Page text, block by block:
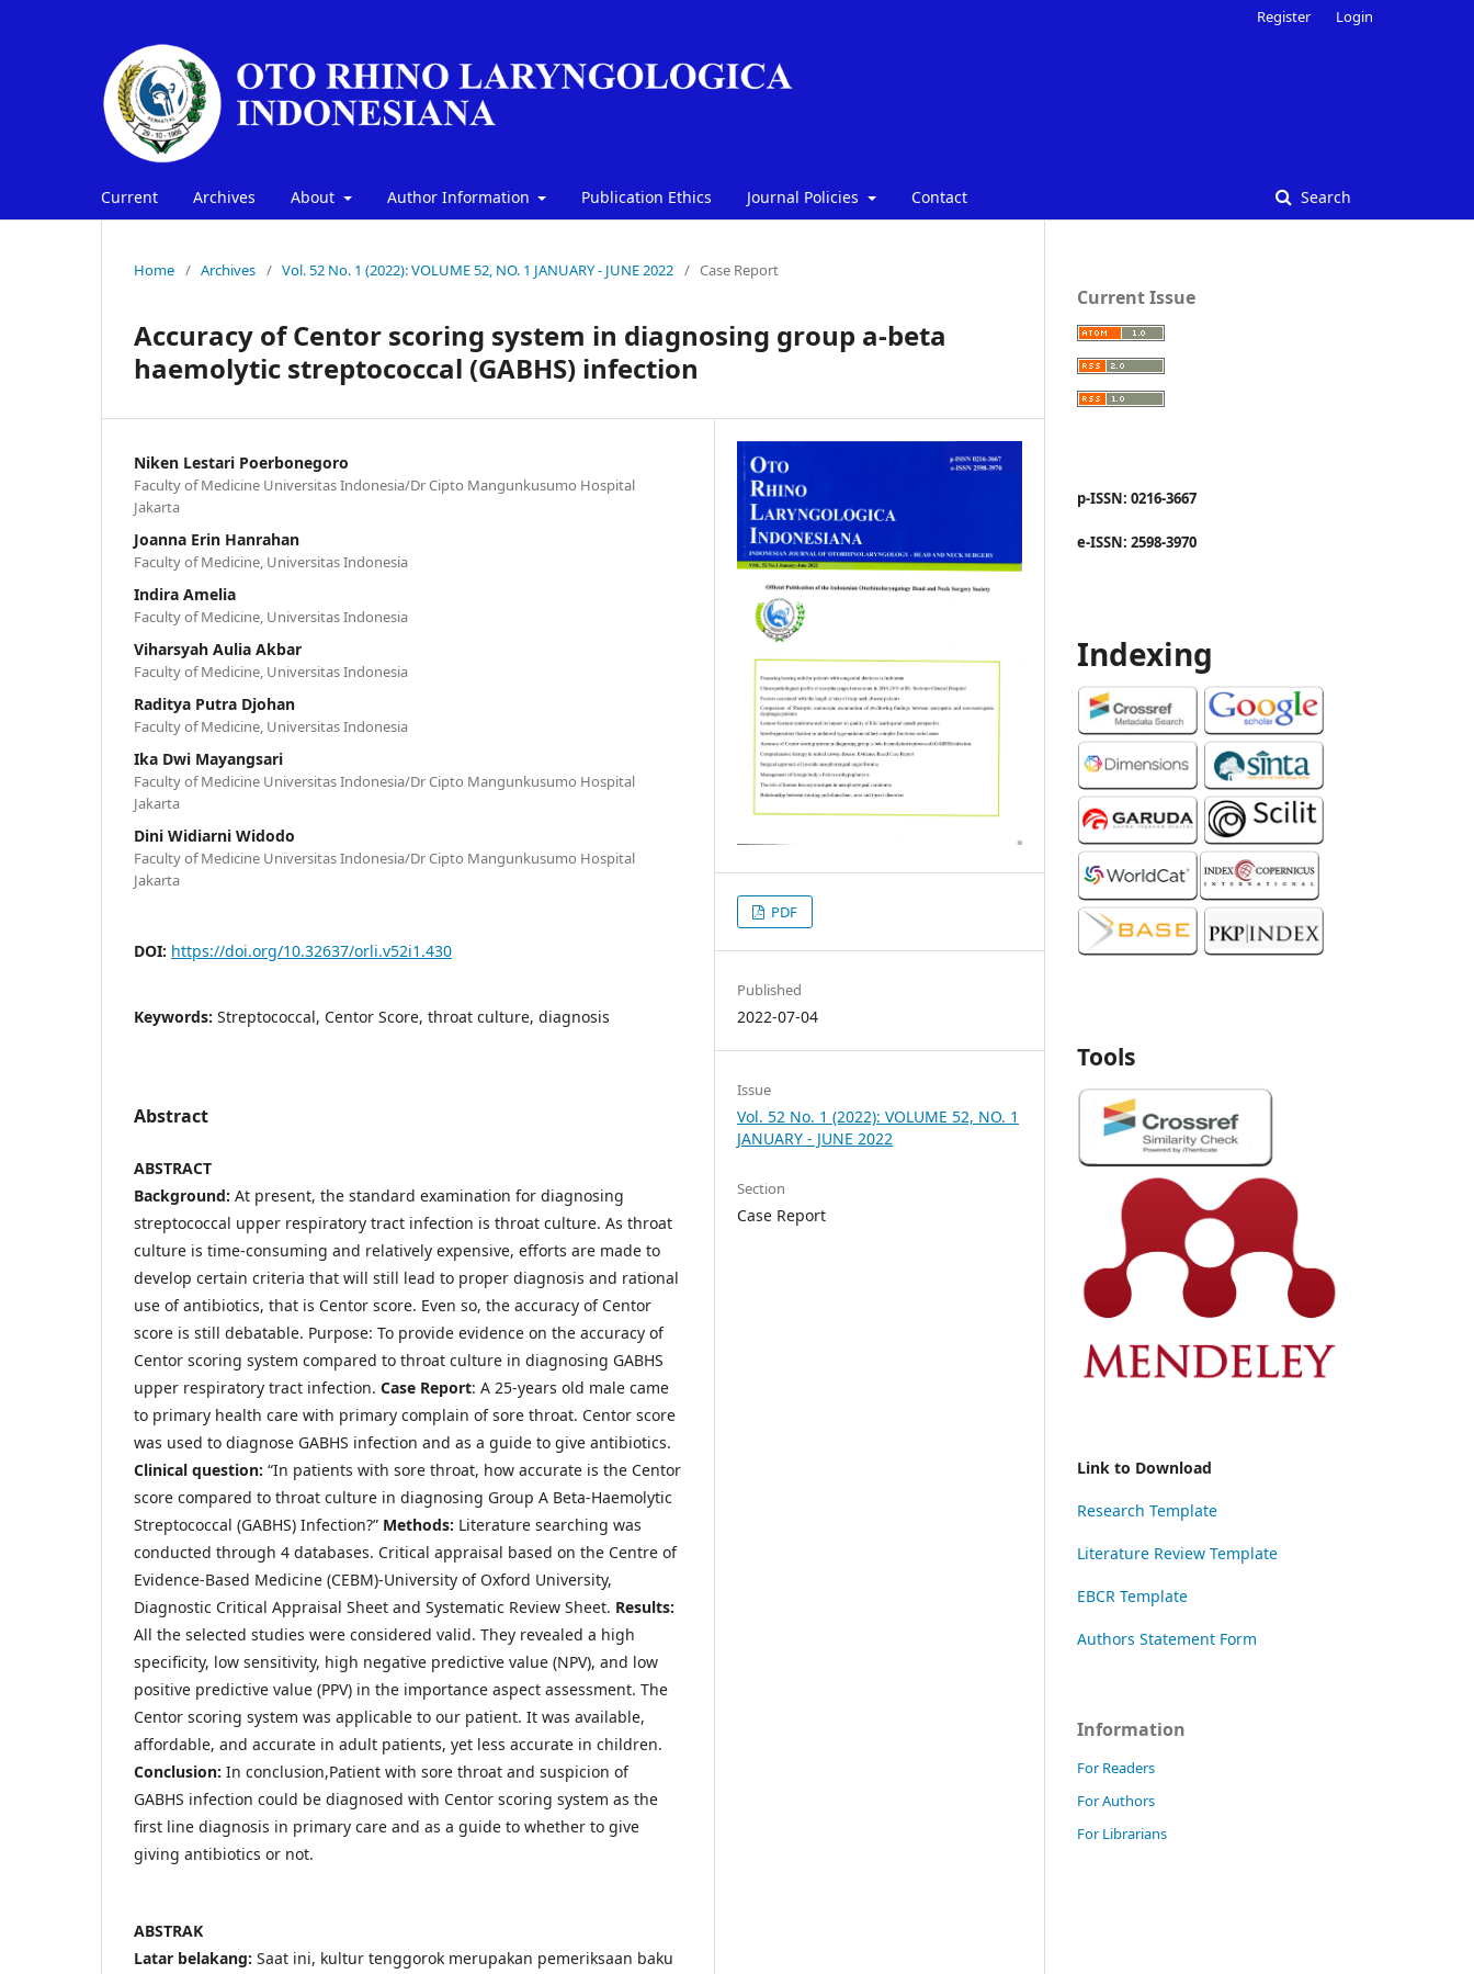
Current Archives About Author Information Publication Ethics Journal Policies Contact Search
Register Login
Home / Archives / Vol. 52 No. 1 (2022): VOLUME 52, NO. 1 JANUARY - JUNE 2022 / Case Report
Accuracy of Centor scoring system in diagnosing group a-beta
haemolytic streptococcal (GABHS) infection
Niken Lestari Poerbonegoro
Faculty of Medicine Universitas Indonesia/Dr Cipto Mangunkusumo Hospital
Jakarta
Joanna Erin Hanrahan
Faculty of Medicine, Universitas Indonesia
Indira Amelia
Faculty of Medicine, Universitas Indonesia
Viharsyah Aulia Akbar
Faculty of Medicine, Universitas Indonesia
Raditya Putra Djohan
Faculty of Medicine, Universitas Indonesia
Ika Dwi Mayangsari
Faculty of Medicine Universitas Indonesia/Dr Cipto Mangunkusumo Hospital
Jakarta
Dini Widiarni Widodo
Faculty of Medicine Universitas Indonesia/Dr Cipto Mangunkusumo Hospital
Jakarta
DOI: https://doi.org/10.32637/orli.v52i1.430
Keywords: Streptococcal, Centor Score, throat culture, diagnosis
Abstract
ABSTRACT
Background: At present, the standard examination for diagnosing
streptococcal upper respiratory tract infection is throat culture. As throat
culture is time-consuming and relatively expensive, efforts are made to
develop certain criteria that will still lead to proper diagnosis and rational
use of antibiotics, that is Centor score. Even so, the accuracy of Centor
score is still debatable. Purpose: To provide evidence on the accuracy of
Centor scoring system compared to throat culture in diagnosing GABHS
upper respiratory tract infection. Case Report: A 25-years old male came
to primary health care with primary complain of sore throat. Centor score
was used to diagnose GABHS infection and as a guide to give antibiotics.
Clinical question: “In patients with sore throat, how accurate is the Centor
score compared to throat culture in diagnosing Group A Beta-Haemolytic
Streptococcal (GABHS) Infection?” Methods: Literature searching was
conducted through 4 databases. Critical appraisal based on the Centre of
Evidence-Based Medicine (CEBM)-University of Oxford University,
Diagnostic Critical Appraisal Sheet and Systematic Review Sheet. Results:
All the selected studies were considered valid. They revealed a high
specificity, low sensitivity, high negative predictive value (NPV), and low
positive predictive value (PPV) in the importance aspect assessment. The
Centor scoring system was applicable to our patient. It was available,
affordable, and accurate in adult patients, yet less accurate in children.
Conclusion: In conclusion,Patient with sore throat and suspicion of
GABHS infection could be diagnosed with Centor scoring system as the
first line diagnosis in primary care and as a guide to whether to give
giving antibiotics or not.
ABSTRAK
Latar belakang: Saat ini, kultur tenggorok merupakan pemeriksaan baku
PDF
Published
2022-07-04
Issue
Vol. 52 No. 1 (2022): VOLUME 52, NO. 1
JANUARY - JUNE 2022
Section
Case Report
Current Issue
p-ISSN: 0216-3667
e-ISSN: 2598-3970
Indexing
Tools
Link to Download
Research Template
Literature Review Template
EBCR Template
Authors Statement Form
Information
For Readers
For Authors
For Librarians